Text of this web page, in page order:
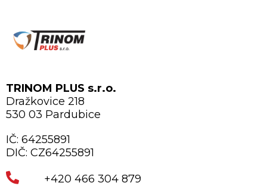
TRINOM PLUS s.r.o.
Dražkovice 218
530 03 Pardubice
IČ: 64255891
DIČ: CZ64255891
+420 466 304 879